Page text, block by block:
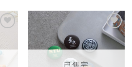
望輕
單」
加入
「願
望輕
已售完